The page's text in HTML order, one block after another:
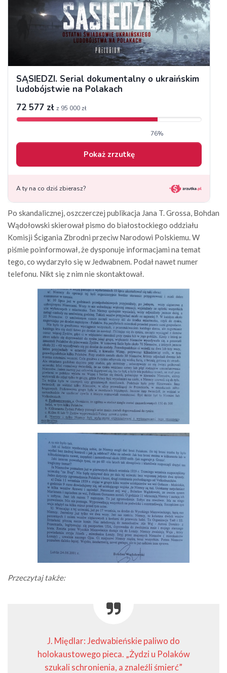
Po skandalicznej, oszczerczej publikacja Jana T. Grossa, Bohdan
Wądołowski skierował pismo do białostockiego oddziału
Komisji Ścigania Zbrodni przeciw Narodowi Polskiemu. W
piśmie poinformował, że dysponuje informacjami na temat
tego, co wydarzyło się w Jedwabnem. Podał nawet numer
telefonu. Nikt się z nim nie skontaktował.
Przeczytaj także:
J. Międlar: Jedwabieńskie paliwo do
holokaustowego pieca. „Żydzi u Polaków
szukali schronienia, a znaleźli śmierć”